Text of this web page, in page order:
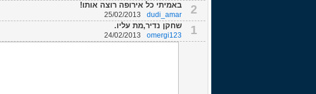
2 באמיתי כל אירופה רוצה אותו!
dudi_amar
25/02/2013
1 שחקן נדיר,מת עליו.
omergi123
24/02/2013